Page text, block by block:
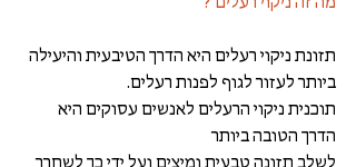
תזונת ניקוי רעלים היא הדרך הטיבעית והיעילה
ביותר לעזור לגוף לפנות רעלים.
תוכנית ניקוי הרעלים לאנשים עסוקים היא
הדרך הטובה ביותר
לשלב תזונה טבעית ומיצים ועל ידי כך לשחרר